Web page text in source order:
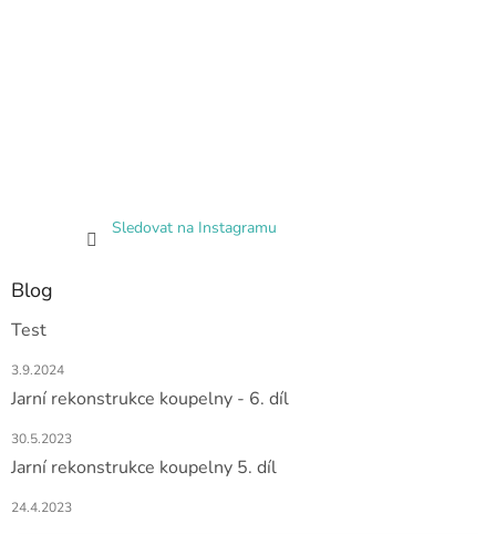
Sledovat na Instagramu
Blog
Test
3.9.2024
Jarní rekonstrukce koupelny - 6. díl
30.5.2023
Jarní rekonstrukce koupelny 5. díl
24.4.2023